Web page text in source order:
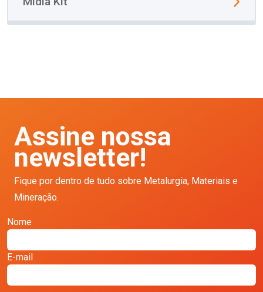
Assine nossa
newsletter!
Fique por dentro de tudo sobre Metalurgia, Materiais e
Mineração.
Nome
E-mail